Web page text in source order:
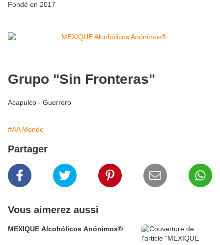
Fondé en 2017
Grupo "Sin Fronteras"
Acapulco - Guerrero
#AA Monde
Partager
Vous aimerez aussi
MEXIQUE Alcohólicos Anónimos®